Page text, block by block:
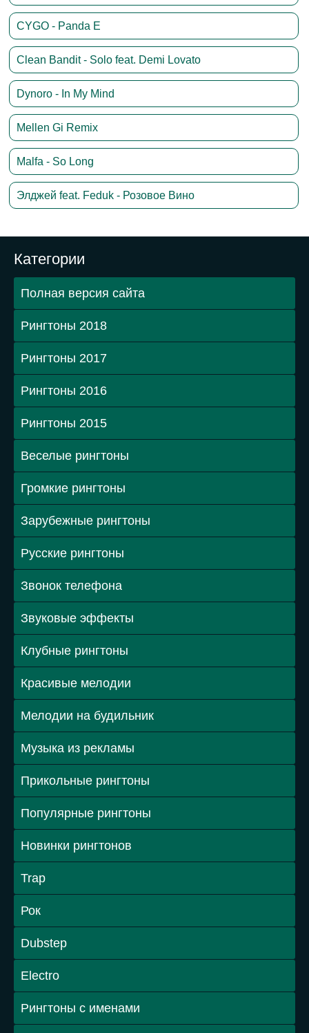
CYGO - Panda E
Clean Bandit - Solo feat. Demi Lovato
Dynoro - In My Mind
Mellen Gi Remix
Malfa - So Long
Элджей feat. Feduk - Розовое Вино
Категории
Полная версия сайта
Рингтоны 2018
Рингтоны 2017
Рингтоны 2016
Рингтоны 2015
Веселые рингтоны
Громкие рингтоны
Зарубежные рингтоны
Русские рингтоны
Звонок телефона
Звуковые эффекты
Клубные рингтоны
Красивые мелодии
Мелодии на будильник
Музыка из рекламы
Прикольные рингтоны
Популярные рингтоны
Новинки рингтонов
Trap
Рок
Dubstep
Electro
Рингтоны с именами